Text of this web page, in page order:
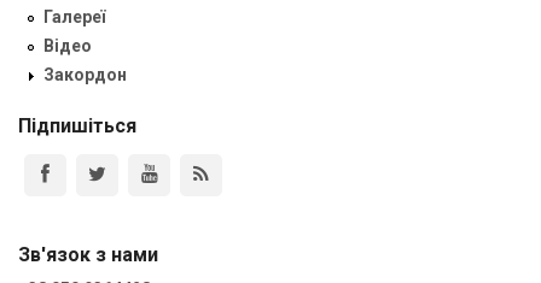
Галереї
Відео
Закордон
Підпишіться
Зв'язок з нами